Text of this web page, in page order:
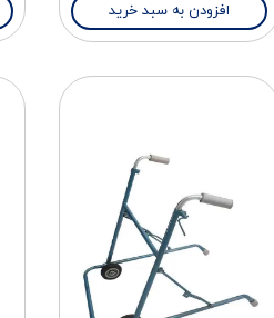
افزودن به سبد خرید